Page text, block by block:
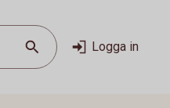
Logga in